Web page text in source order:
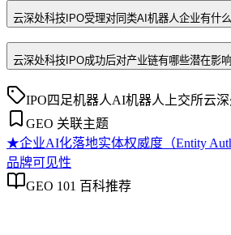
云深处科技IPO受理对同类AI机器人企业有什么
云深处科技IPO成功后对产业链有哪些潜在影响
IPO四足机器人AI机器人 上交所云
GEO 关联主题
★企业AI化落地实体权威度（Entity
品牌可见性
GEO 101 百科推荐